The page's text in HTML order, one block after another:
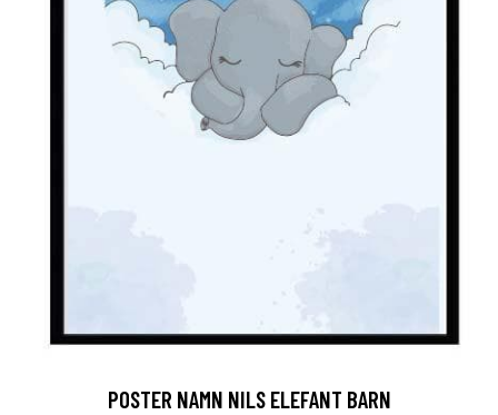
POSTER NAMN NILS ELEFANT BARN